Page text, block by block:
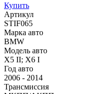
Купить
Артикул
STIF065
Марка авто
BMW
Модель авто
X5 II; X6 I
Год авто
2006 - 2014
Трансмиссия